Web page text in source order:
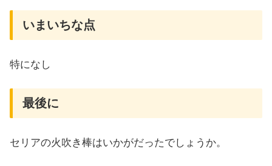
いまいちな点
特になし
最後に
セリアの火吹き棒はいかがだったでしょうか。